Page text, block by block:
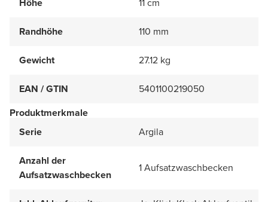
Randhöhe 110 mm
Gewicht 27.12 kg
EAN / GTIN
5401100219050
Produktmerkmale
Serie
Argila
Anzahl der
Aufsatzwaschbecken
1 Aufsatzwaschbecken